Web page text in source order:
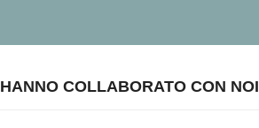
HANNO COLLABORATO CON NOI